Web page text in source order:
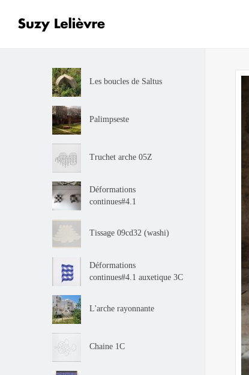
Les boucles de Saltus
Palimpseste
Truchet arche 05Z
Déformations
continues#4.1
Tissage 09cd32 (washi)
Déformations
continues#4.1 auxetique 3C
L'arche rayonnante
Chaine 1C